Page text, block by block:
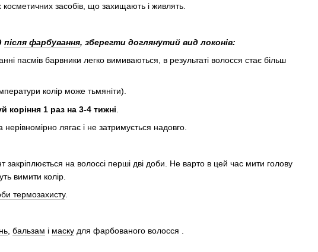
засобів, що захищають і живлять.
після фарбування, зберегти доглянутий вид локонів:
пасмів барвники легко вимиваються, в результаті волосся стає більш
колір може тьмяніти).
коріння 1 раз на 3-4 тижні
лягає і не затримується надовго.
закріплюється на волоссі перші дві доби. Не варто в цей час мити голову
вимити колір.
термозахисту.
бальзам і маску для фарбованого волосся .